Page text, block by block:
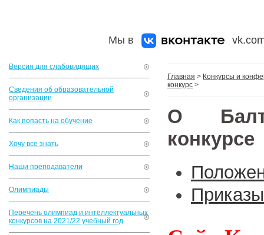
Мы в
Версия для слабовидящих
Сведения об образовательной
организации
Как попасть на обучение
Хочу все знать
Наши преподаватели
Олимпиады
Перечень олимпиад и интеллектуальных
конкурсов на 2021/22 учебный год
Главная > Конкурсы и
конкурс >
О
конкурсе